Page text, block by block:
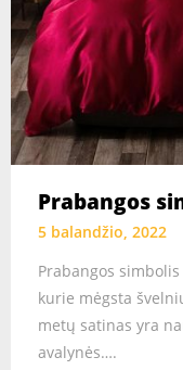
Prabangos
5 balandžio, 2022
Prabangos
kurie mėgsta
metų satinas yra
avalynės….